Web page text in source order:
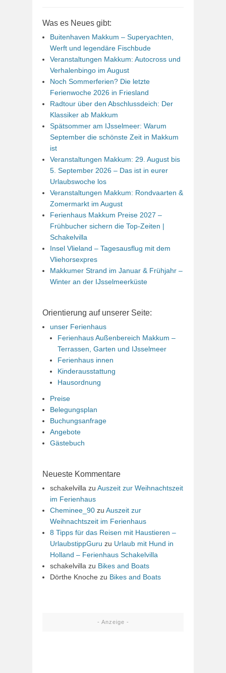
Was es Neues gibt:
Buitenhaven Makkum – Superyachten,
Werft und legendäre Fischbude
Veranstaltungen Makkum: Autocross und
Verhalenbingo im August
Noch Sommerferien? Die letzte
Ferienwoche 2026 in Friesland
Radtour über den Abschlussdeich: Der
Klassiker ab Makkum
Spätsommer am IJsselmeer: Warum
September die schönste Zeit in Makkum
ist
Veranstaltungen Makkum: 29. August bis
5. September 2026 – Das ist in eurer
Urlaubswoche los
Veranstaltungen Makkum: Rondvaarten &
Zomermarkt im August
Ferienhaus Makkum Preise 2027 –
Frühbucher sichern die Top-Zeiten |
Schakelvilla
Insel Vlieland – Tagesausflug mit dem
Vliehorsexpres
Makkumer Strand im Januar & Frühjahr –
Winter an der IJsselmeerküste
Orientierung auf unserer Seite:
unser Ferienhaus
Ferienhaus Außenbereich Makkum –
Terrassen, Garten und IJsselmeer
Ferienhaus innen
Kinderausstattung
Hausordnung
Preise
Belegungsplan
Buchungsanfrage
Angebote
Gästebuch
Neueste Kommentare
schakelvilla zu Auszeit zur Weihnachtszeit
im Ferienhaus
Cheminee_90 zu Auszeit zur
Weihnachtszeit im Ferienhaus
8 Tipps für das Reisen mit Haustieren –
UrlaubstippGuru zu Urlaub mit Hund in
Holland – Ferienhaus Schakelvilla
schakelvilla zu Bikes and Boats
Dörthe Knoche zu Bikes and Boats
- Anzeige -